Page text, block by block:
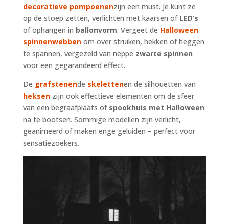
decoratieve pompoenenzijn een must. Je kunt ze
op de stoep zetten, verlichten met kaarsen of LED’s
of ophangen in ballonvorm. Vergeet de Halloween
spinnenwebbenom over struiken, hekken of heggen
te spannen, vergezeld van neppe zwarte spinnen
voor een gegarandeerd effect.
De grafstenende skelettenen de silhouetten van
heksenzijn ook effectieve elementen om de sfeer
van een begraafplaats of spookhuis met Halloween
na te bootsen. Sommige modellen zijn verlicht,
geanimeerd of maken enge geluiden – perfect voor
sensatiezoekers.